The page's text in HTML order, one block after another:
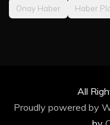
Onay Haber Haber
All
Proudly powered by